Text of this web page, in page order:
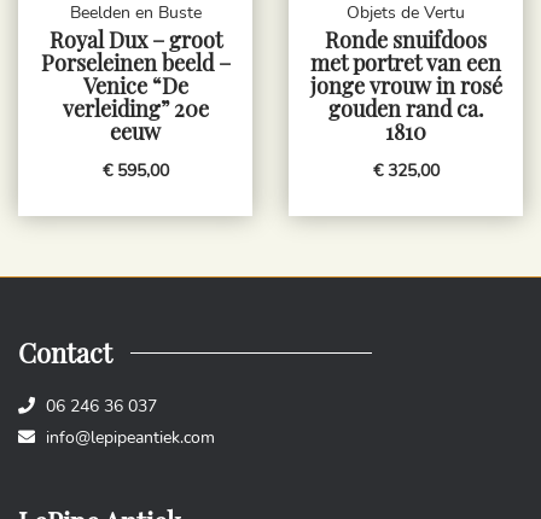
Beelden en Buste
Royal Dux – groot
Porseleinen beeld –
Venice “De
verleiding” 20e
eeuw
€ 595,00
Objets de Vertu
Ronde snuifdoos
met portret van een
jonge vrouw in rosé
gouden rand ca.
1810
€ 325,00
Contact
06 246 36 037
info@lepipeantiek.com